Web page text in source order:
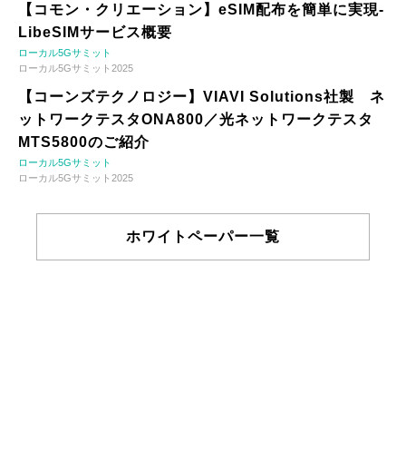
【コモン・クリエーション】eSIM配布を簡単に実現-
LibeSIMサービス概要
ローカル5Gサミット
ローカル5Gサミット2025
【コーンズテクノロジー】VIAVI Solutions社製 ネ
ットワークテスタONA800／光ネットワークテスタ
MTS5800のご紹介
ローカル5Gサミット
ローカル5Gサミット2025
ホワイトペーパー一覧